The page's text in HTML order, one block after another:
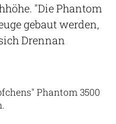
"Die Phantom
gebaut werden,
Drennan
Phantom 3500